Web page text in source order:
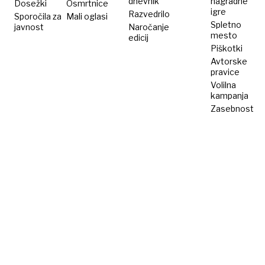
Dosežki
Sporočila za
javnost
Osmrtnice
Mali oglasi
Razvedrilo
Naročanje
edicij
igre
Spletno
mesto
Piškotki
Avtorske
pravice
Volilna
kampanja
Zasebnost